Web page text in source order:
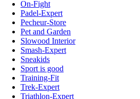
On-Fight
Padel-Expert
Pecheur-Store
Pet and Garden
Slowood Interior
Smash-Expert
Sneakids
Sport is good
Training-Fit
Trek-Expert
Triathlon-Expert